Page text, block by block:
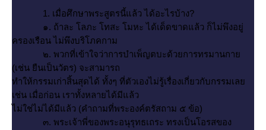
1. เมื่อศึกษาพระสูตรนี้แล้ว ได้อะไรบ้าง?
๑. ถ้าละ โลภะ โทสะ โมหะ ได้เด็ดขาดแล้ว ก็ไม่พึงอยู่
ครองเรือน ไม่พึงบริโภคกาม
๒. พวกที่เข้าใจว่าการบำเพ็ญตบะด้วยการทรมานกา
(เช่น ยืนเป็นวัตร) จะสามารถ
ทำให้กรรมเก่าสิ้นสุดได้ ทั้งๆ ที่ตัวเองไม่รู้เรื่องเกี่ยวกับกรรมเล
เช่น เมื่อก่อน เราทั้งหลายได้มีแล้ว
ไม่ใช่ไม่ได้มีแล้ว (คำถามที่พระองค์ตรัสถาม ๕ ข้อ)
๓. พระเจ้าพี่ของพระอนุรุทธเถระ ทรงเป็นโอรสของ